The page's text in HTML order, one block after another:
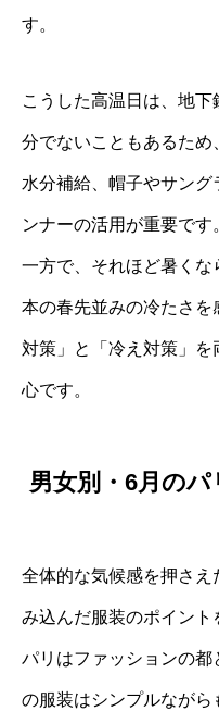
す。
こうした高温日は、地
分でないこともあるた
水分補給、帽子やサング
ンナーの活用が重要です
一方で、それほど暑くな
本の春先並みの冷たさを
対策」と「冷え対策」
心です。
男女別・6月の
全体的な気候感を押さ
み込んだ服装のポイント
パリはファッションの都
の服装はシンプルながら